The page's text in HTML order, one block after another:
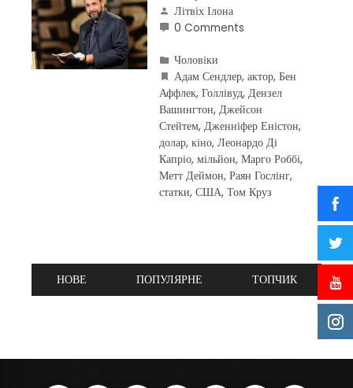
Літвіх Ілона
0 Comments
Чоловіки
Адам Сендлер, актор, Бен
Аффлек, Голлівуд, Дензел
Вашингтон, Джейсон
Стейтем, Дженніфер Еністон,
долар, кіно, Леонардо Ді
Капріо, мільйон, Марго Роббі,
Метт Деймон, Раян Гослінг,
статки, США, Том Круз
НОВЕ ПОПУЛЯРНЕ ТОПЧИК